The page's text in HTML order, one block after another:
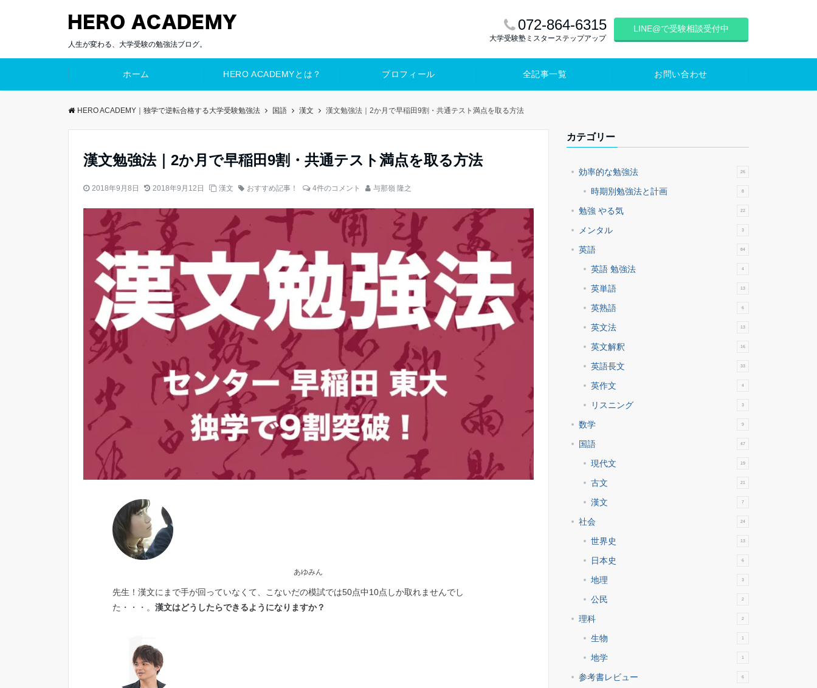
人生が変わる、大学受験の勉強法ブログ。
072-864-6315
大学受験塾ミスターステップアップ
LINE@で受験相談受付中
ホーム HERO ACADEMYとは？ プロフィール 全記事一覧 お問い合わせ
HERO ACADEMY｜独学で逆転合格する大学受験勉強法 国語 漢文 漢文勉強法｜2か月で早稲田9割・共通テスト満点を取る方法
漢文勉強法｜2か月で早稲田9割・共通テスト満点を取る方法
2018年9月8日 2018年9月12日 漢文 おすすめ記事！ 4件のコメント 与那嶺 隆之
あゆみん
先生！漢文にまで手が回っていなくて、こないだの模試では50点中10点しか取れませんでし
た・・・。 漢文はどうしたらできるようになりますか？
カテゴリー
効率的な勉強法 26
時期別勉強法と計画 8
勉強 やる気 22
メンタル 3
英語 84
英語 勉強法 4
英単語 13
英熟語 6
英文法 13
英文解釈 16
英語長文 33
英作文 4
リスニング 3
数学 9
国語 47
現代文 19
古文 21
漢文 7
社会 24
世界史 13
日本史 6
地理 3
公民 2
理科 2
生物 1
地学 1
参考書レビュー 6